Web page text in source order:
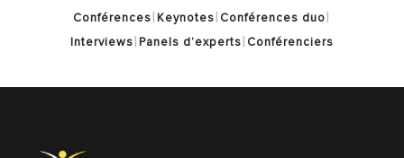
Conférences Keynotes Conférences duo
Interviews Panels d’experts Conférenciers